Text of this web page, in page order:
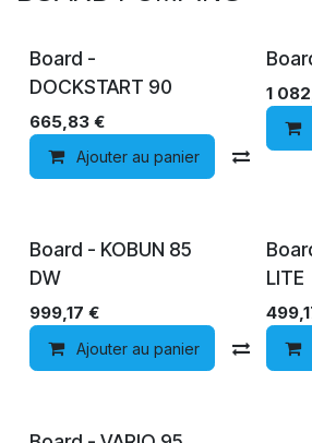
Board -
DOCKSTART 90
665,83 €
Ajouter au panier
1
Board - KOBUN 85
DW
999,17 €
Ajouter au panier
LITE